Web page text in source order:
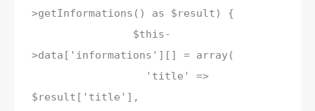
>getInformations() as $result) {
$this-
>data['informations'][] = array(
'title' =>
$result['title'],